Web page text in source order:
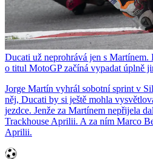
Ducati už neprohrává jen s
o titul MotoGP začíná vypadat úplně
Jorge Martín vyhrál sobotní sprint v
něj, Ducati by si ještě mohla
jezdce. Jenže za Martínem nepřijela
Trackhouse Aprilii. A za ním Marco
Aprilii.